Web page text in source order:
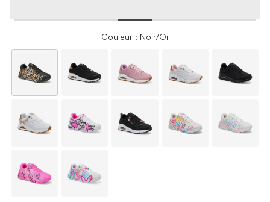
Couleur : Noir/Or